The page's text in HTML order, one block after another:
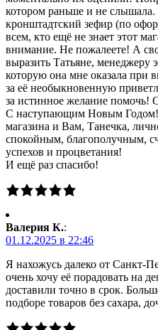
котором раньше и не
кронштадтский зефир (по
всем, кто ещё не знает этот
внимание. Не пожалеете! А
выразить Татьяне, менеджеру
которую она мне оказала при
за её необыкновенную
за истинное желание помочь!
С наступающим Новым
магазина и Вам, Танечка,
спокойным, благополучным,
успехов и процветания!
И ещё раз спасибо!
Валерия К.:
01.12.2025 в 22:46
Я нахожусь далеко от Санкт-
очень хочу её порадовать на
доставили точно в срок.
подборе товаров без сахара,